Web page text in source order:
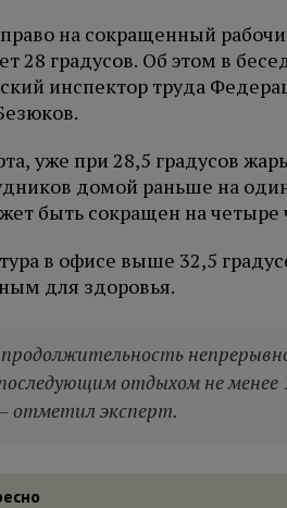
на сокращенный
28 градусов. Об этом в
инспектор труда
уже при 28,5 градусов
домой раньше на
быть сокращен на четыре
в офисе выше 32,5
для здоровья.
продолжительность
отдыхом не
отметил эксперт.